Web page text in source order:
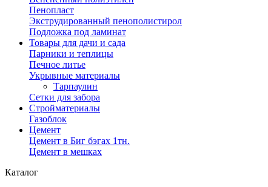
Пенопласт
Экструдированный пенополистирол
Подложка под ламинат
Товары для дачи и сада
Парники и теплицы
Печное литье
Укрывные материалы
Тарпаулин
Сетки для забора
Стройматериалы
Газоблок
Цемент
Цемент в Биг бэгах 1тн.
Цемент в мешках
Каталог